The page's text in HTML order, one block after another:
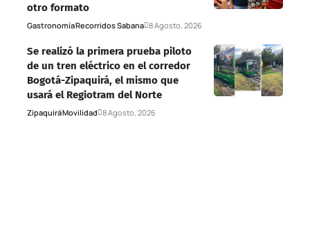
otro formato
GastronomíaRecorridos Sabana 8 Agosto, 2026
Se realizó la primera prueba piloto
de un tren eléctrico en el corredor
Bogotá-Zipaquirá, el mismo que
usará el Regiotram del Norte
ZipaquiráMovilidad 8 Agosto, 2026